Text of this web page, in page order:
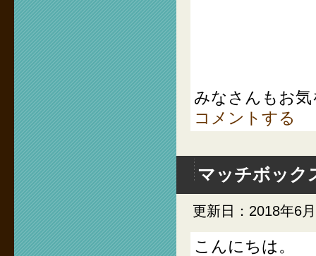
みなさんもお
コメントする
マッチボック
更新日：2018年6
こんにちは。